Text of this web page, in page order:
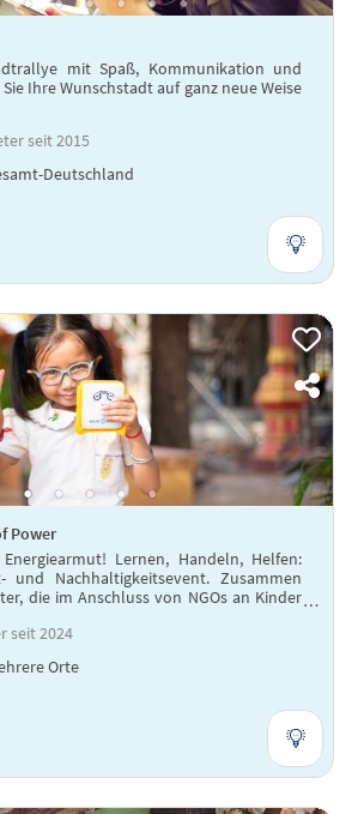
mit Spaß, Kommunikation und
Ihre Wunschstadt auf ganz neue Weise
seit 2015
Deutschland
Power
Lernen, Handeln, Helfen:
und Nachhaltigkeitsevent. Zusammen
die im Anschluss von NGOs an Kinder
seit 2024
Orte